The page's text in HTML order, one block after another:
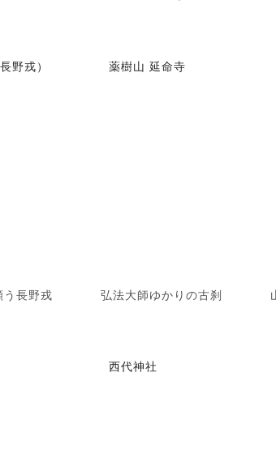
野戎）
う長野戎
薬樹山 延命寺
弘法大師ゆかりの古刹
西代神社